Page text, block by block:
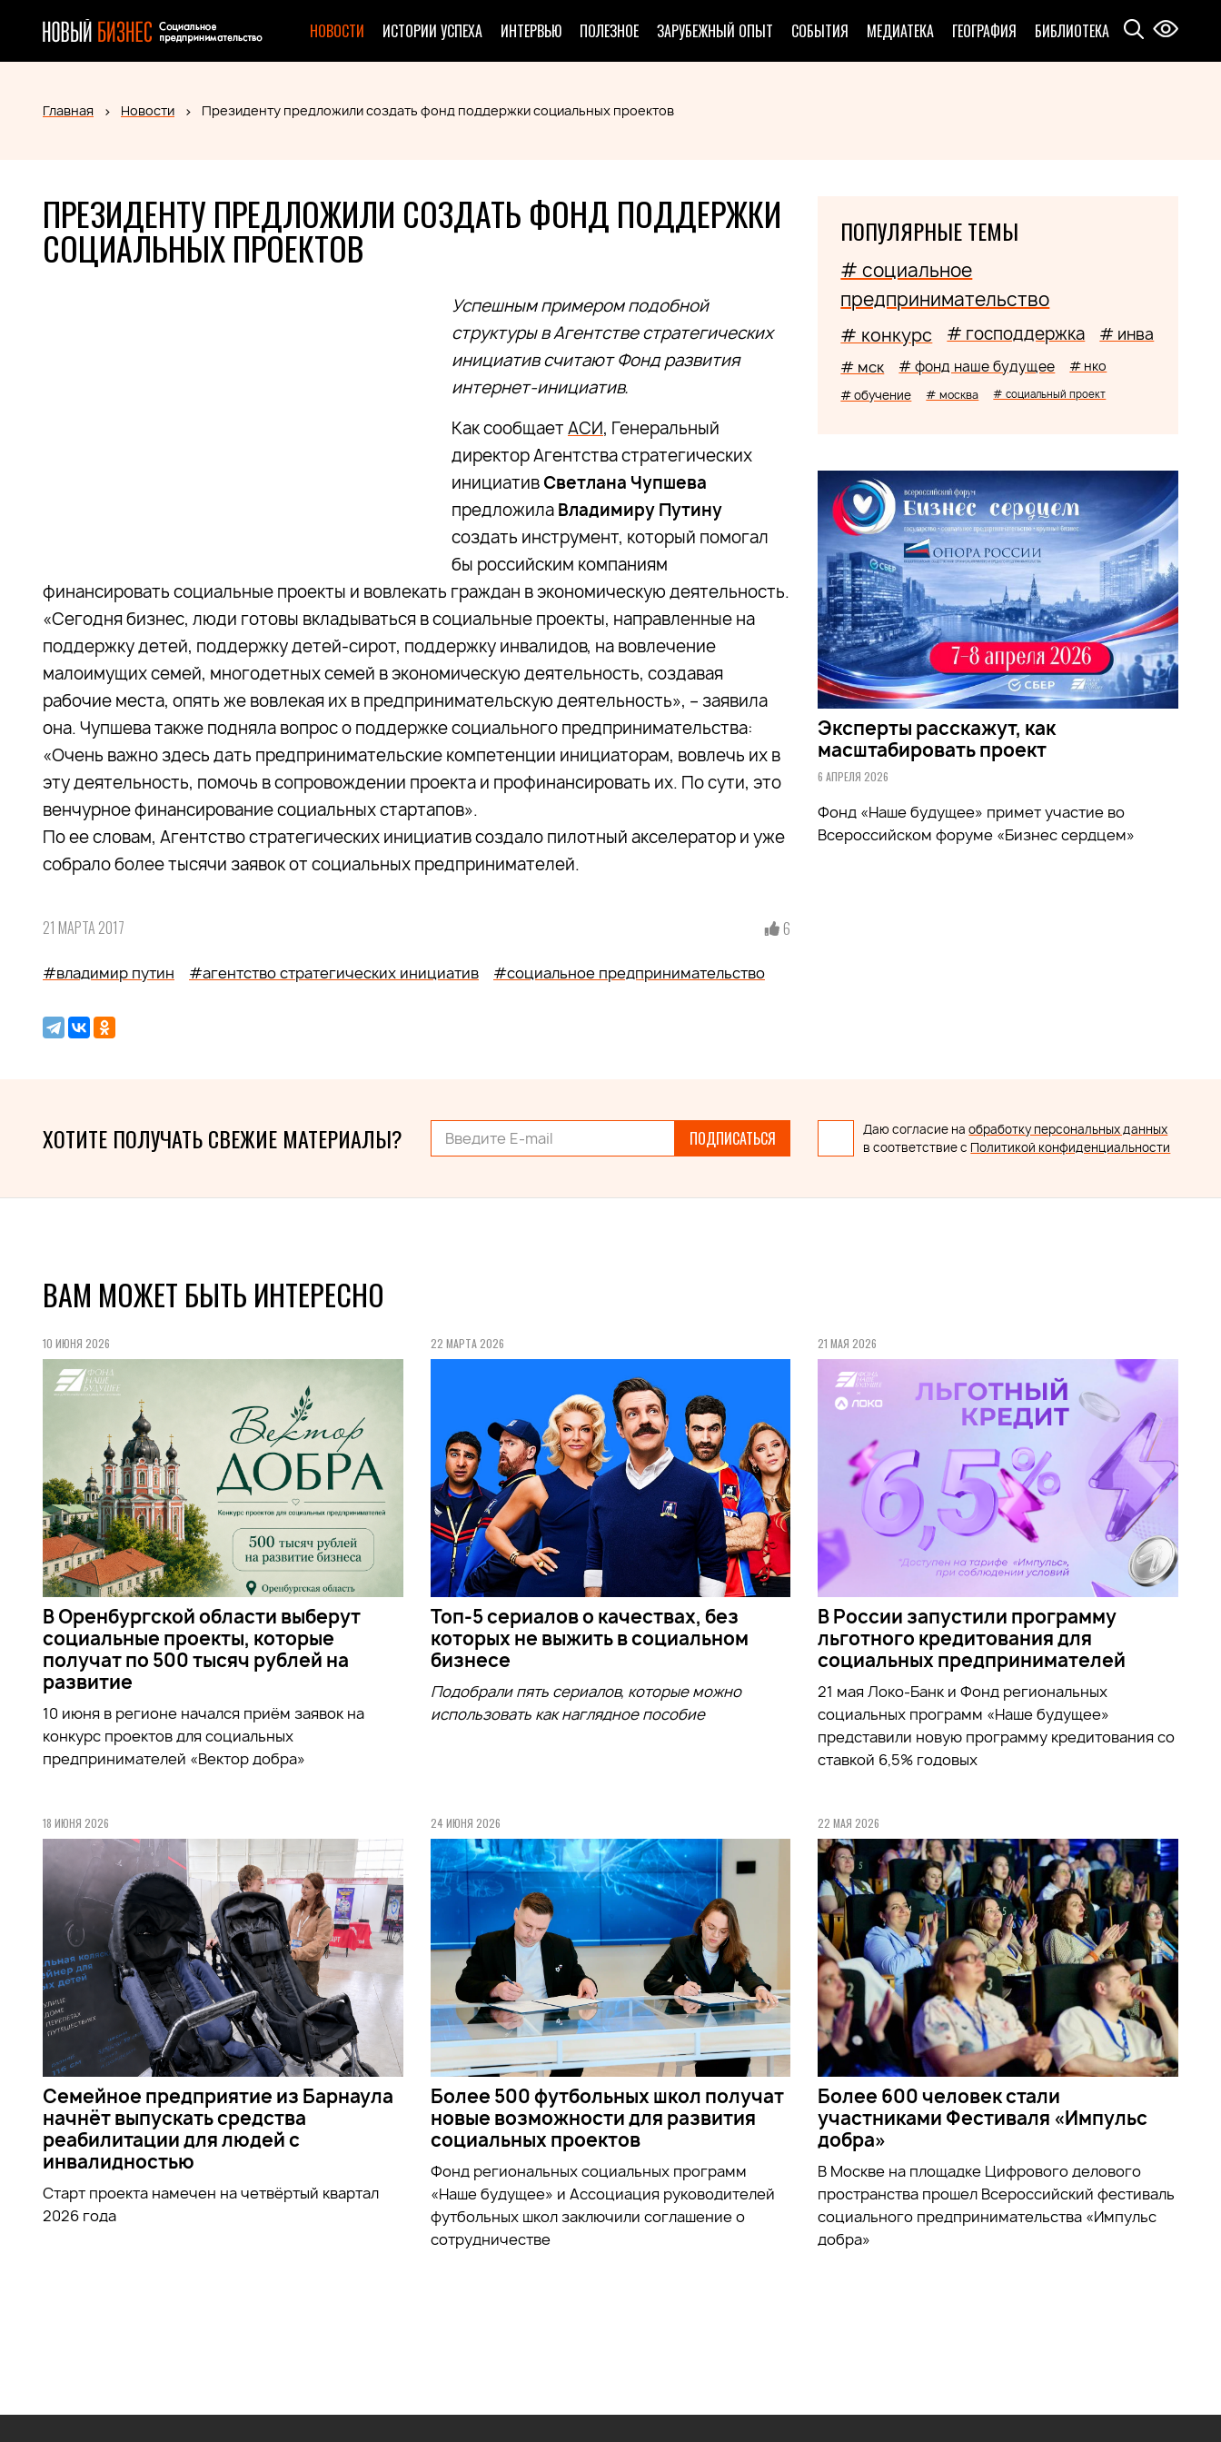
НОВОСТИ ИСТОРИИ УСПЕХА ИНТЕРВЬЮ ПОЛЕЗНОЕ ЗАРУБЕЖНЫЙ ОПЫТ СОБЫТИЯ МЕДИАТЕКА ГЕОГРАФИЯ БИБЛИОТЕКА
Главная Новости Президенту предложили создать фонд поддержки социальных проектов
ПРЕЗИДЕНТУ ПРЕДЛОЖИЛИ СОЗДАТЬ ФОНД ПОДДЕРЖКИ
СОЦИАЛЬНЫХ ПРОЕКТОВ
Успешным примером подобной
структуры в Агентстве стратегических
инициатив считают Фонд развития
интернет-инициатив.
Как сообщает АСИ, Генеральный
директор Агентства стратегических
инициатив Светлана Чупшева
предложила Владимиру Путину
создать инструмент, который помогал
бы российским компаниям
финансировать социальные проекты и вовлекать граждан в экономическую деятельность.
«Сегодня бизнес, люди готовы вкладываться в социальные проекты, направленные на
поддержку детей, поддержку детей-сирот, поддержку инвалидов, на вовлечение
малоимущих семей, многодетных семей в экономическую деятельность, создавая
рабочие места, опять же вовлекая их в предпринимательскую деятельность», – заявила
она. Чупшева также подняла вопрос о поддержке социального предпринимательства:
«Очень важно здесь дать предпринимательские компетенции инициаторам, вовлечь их в
эту деятельность, помочь в сопровождении проекта и профинансировать их. По сути, это
венчурное финансирование социальных стартапов».
По ее словам, Агентство стратегических инициатив создало пилотный акселератор и уже
собрало более тысячи заявок от социальных предпринимателей.
21 МАРТА 2017 6
#владимир путин #агентство стратегических инициатив #социальное предпринимательство
ПОПУЛЯРНЫЕ ТЕМЫ
# социальное
предпринимательство
# конкурс # господдержка # инва
# мск # фонд наше будущее # нко
# обучение # москва # социальный проект
Эксперты расскажут, как
масштабировать проект
6 АПРЕЛЯ 2026
Фонд «Наше будущее» примет участие во
Всероссийском форуме «Бизнес сердцем»
ХОТИТЕ ПОЛУЧАТЬ СВЕЖИЕ МАТЕРИАЛЫ? ПОДПИСАТЬСЯ Даю согласие наобработку персональных данных
в соответствие с Политикой конфиденциальности
ВАМ МОЖЕТ БЫТЬ ИНТЕРЕСНО
10 ИЮНЯ 2026
В Оренбургской области выберут
социальные проекты, которые
получат по 500 тысяч рублей на
развитие
10 июня в регионе начался приём заявок на
конкурс проектов для социальных
предпринимателей «Вектор добра»
22 МАРТА 2026
Топ-5 сериалов о качествах, без
которых не выжить в социальном
бизнесе
Подобрали пять сериалов, которые можно
использовать как наглядное пособие
21 МАЯ 2026
В России запустили программу
льготного кредитования для
социальных предпринимателей
21 мая Локо-Банк и Фонд региональных
социальных программ «Наше будущее»
представили новую программу кредитования со
ставкой 6,5% годовых
18 ИЮНЯ 2026
Семейное предприятие из Барнаула
начнёт выпускать средства
реабилитации для людей с
инвалидностью
Старт проекта намечен на четвёртый квартал
2026 года
24 ИЮНЯ 2026
Более 500 футбольных школ получат
новые возможности для развития
социальных проектов
Фонд региональных социальных программ
«Наше будущее» и Ассоциация руководителей
футбольных школ заключили соглашение о
сотрудничестве
22 МАЯ 2026
Более 600 человек стали
участниками Фестиваля «Импульс
добра»
В Москве на площадке Цифрового делового
пространства прошел Всероссийский фестиваль
социального предпринимательства «Импульс
добра»